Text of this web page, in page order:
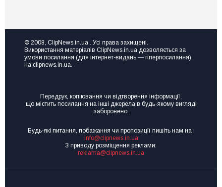
розвитку?
Тоді
вам
на
“Made
за
апарат
на
© 2008, ClipNews.in.ua . Усі права захищені.
Використання матеріалів ClipNews.in.ua дозволяється за
умови посилання (для інтернет-видань — гіперпосилання)
на clipnews.in.ua.
Передрук, копіювання чи відтворення інформації,
що містить посилання на інші джерела в будь-якому вигляді
заборонено.
Будь-які питання, побажання чи пропозиції пишіть нам на :
info@clipnews.in.ua
З приводу розміщення реклами:
reklama@clipnews.in.ua